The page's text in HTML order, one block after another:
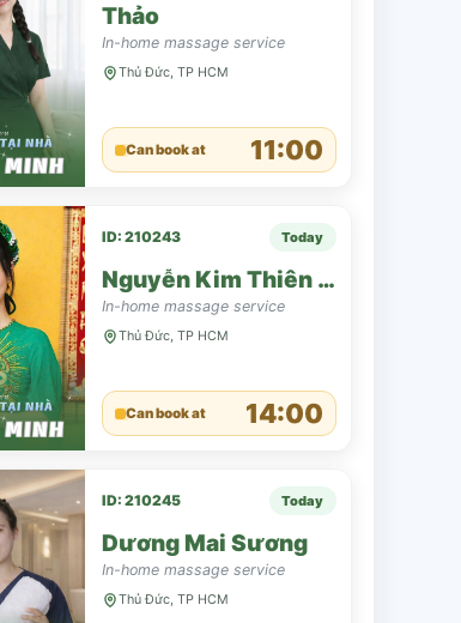
Thảo
In-home massage service
Thủ Đức, TP HCM
Can book at 11:00
ID: 210243 Today
Nguyễn Kim Thiên Hương
In-home massage service
Thủ Đức, TP HCM
Can book at 14:00
ID: 210245 Today
Dương Mai Sương
In-home massage service
Thủ Đức, TP HCM